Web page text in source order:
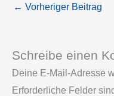
← Vorheriger Beitrag
Schreibe einen
Deine E-Mail-Adresse
Erforderliche Felder